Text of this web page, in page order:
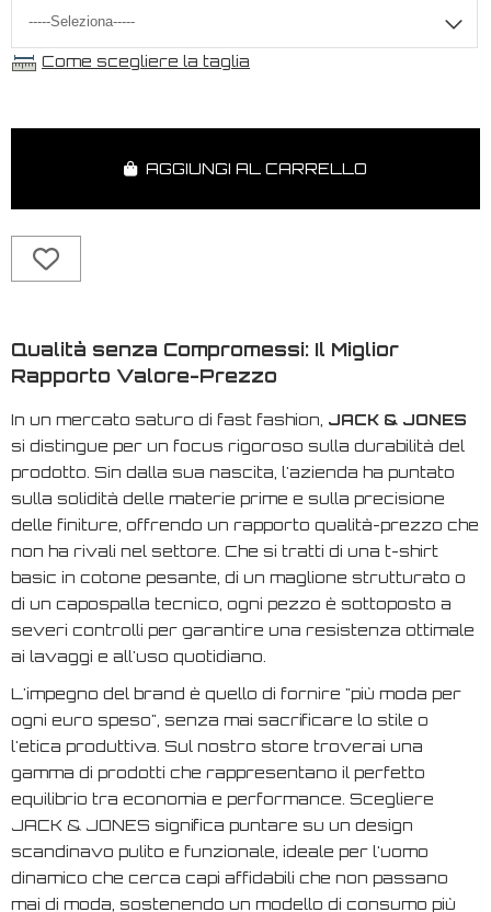
Come scegliere la taglia
AGGIUNGI AL CARRELLO
Qualità senza Compromessi: Il Miglior
Rapporto Valore-Prezzo
In un mercato saturo di fast fashion JACK & JONES
si distingue per un focus rigoroso sulla durabilità del
prodotto. Sin dalla sua nascita, l'azienda ha puntato
sulla solidità delle materie prime e sulla precisione
delle finiture, offrendo un rapporto qualità-prezzo che
non ha rivali nel settore. Che si tratti di una t-shirt
basic in cotone pesante, di un maglione strutturato o
di un capospalla tecnico, ogni pezzo è sottoposto a
severi controlli per garantire una resistenza ottimale
ai lavaggi e all'uso quotidiano.
L'impegno del brand è quello di fornire "più moda per
ogni euro speso", senza mai sacrificare lo stile o
l'etica produttiva. Sul nostro store troverai una
gamma di prodotti che rappresentano il perfetto
equilibrio tra economia e performance. Scegliere
JACK & JONES significa puntare su un design
scandinavo pulito e funzionale, ideale per l'uomo
dinamico che cerca capi affidabili che non passano
mai di moda, sostenendo un modello di consumo più